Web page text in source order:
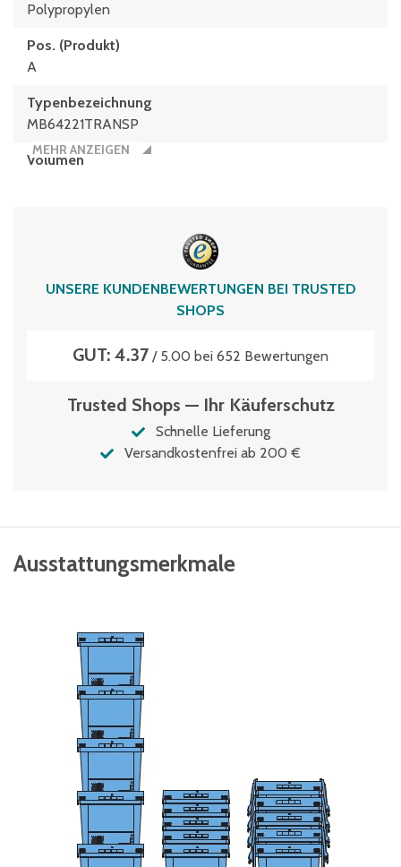
Polypropylen
Pos. (Produkt)
A
Typen­be­zeich­nung
MB64221TRANSP
Volumen
MEHR ANZEIGEN
UNSERE KUNDENBEWERTUNGEN BEI TRUSTED
SHOPS
GUT: 4.37 / 5.00 bei 652 Bewertungen
Trusted Shops — Ihr Käuferschutz
Schnelle Lieferung
Versandkostenfrei ab 200 €
Ausstattungsmerkmale